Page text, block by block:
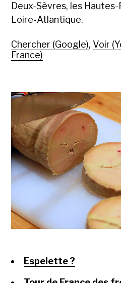
Deux-Sèvres, les
Loire-Atlantique.
Chercher (Google), Voir
France)
Espelette ?